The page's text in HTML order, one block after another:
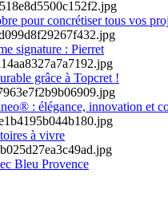
pour concrétiser tous vos
signature : Pierret
grâce à Topcret !
: élégance, innovation et
à vivre
Bleu Provence